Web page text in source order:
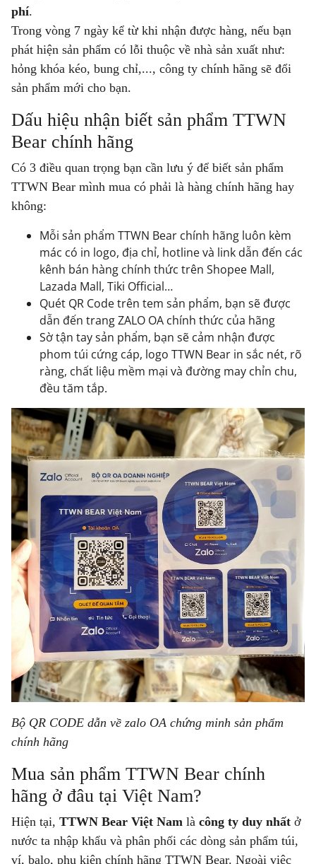
phí.
Trong vòng 7 ngày kể từ khi nhận được hàng, nếu bạn
phát hiện sản phẩm có lỗi thuộc về nhà sản xuất như:
hỏng khóa kéo, bung chỉ,..., công ty chính hãng sẽ đổi
sản phẩm mới cho bạn.
Dấu hiệu nhận biết sản phẩm TTWN
Bear chính hãng
Có 3 điều quan trọng bạn cần lưu ý để biết sản phẩm
TTWN Bear mình mua có phải là hàng chính hãng hay
không:
Mỗi sản phẩm TTWN Bear chính hãng luôn kèm
mác có in logo, địa chỉ, hotline và link dẫn đến các
kênh bán hàng chính thức trên Shopee Mall,
Lazada Mall, Tiki Official…
Quét QR Code trên tem sản phẩm, bạn sẽ được
dẫn đến trangZALO OA chính thức của hãng
Sờ tận tay sản phẩm, bạn sẽ cảm nhận được
phom túi cứng cáp, logo TTWN Bear in sắc nét, rõ
ràng, chất liệu mềm mại và đường may chỉn chu,
đều tăm tắp.
Bộ QR CODE dẫn về zalo OA chứng minh sản phẩm
chính hãng
Mua sản phẩm TTWN Bear chính
hãng ở đâu tại Việt Nam?
Hiện tại, TTWN Bear Việt Nam là công ty duy nhất ở
nước ta nhập khẩu và phân phối các dòng sản phẩm túi,
ví, balo, phụ kiện chính hãng TTWN Bear. Ngoài việc